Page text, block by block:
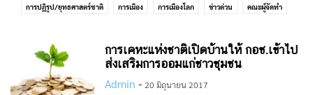
การปฏิรูป/ยุทธศาสตร์ชาติ การเมือง การเมืองโลก ข่าวด่วน คณะผู้จัดทำ
สังคม เศรษฐกิจโลก ใต้ร่มพระบารมี ไม่มีหมวดหมู่
การเคหะแห่งชาติเปิดบ้านให้ กอช.เข้าไป
ส่งเสริมการออมแก่ชาวชุมชน
Admin - 20 มิถุนายน 2017